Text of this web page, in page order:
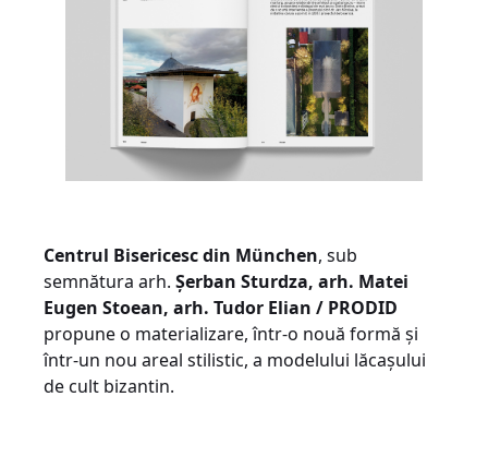
Centrul Bisericesc din München, sub
semnătura arh. Șerban Sturdza, arh. Matei
Eugen Stoean, arh. Tudor Elian / PRODID
propune o materializare, într-o nouă formă și
într-un nou areal stilistic, a modelului lăcașului
de cult bizantin.